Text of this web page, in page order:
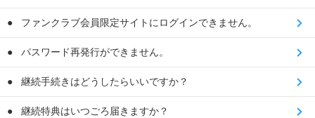
ファンクラブ会員限定サイトにログインできません。
パスワード再発行ができません。
継続手続きはどうしたらいいですか？
継続特典はいつごろ届きますか？